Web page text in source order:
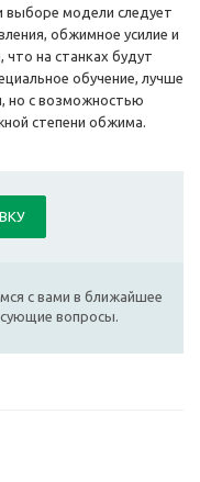
выборе модели следует
обжимное усилие и
что на станках будут
обучение, лучше
но с возможностью
степени обжима.
с вами в ближайшее
вопросы.